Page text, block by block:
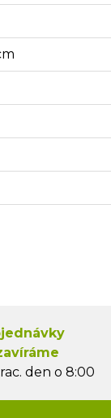
den o 8:00